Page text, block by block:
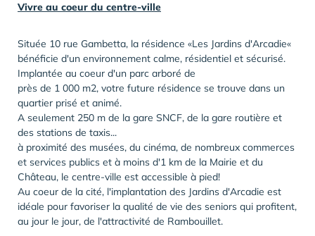
Vivre au coeur du centre-ville
Située 10 rue Gambetta, la résidence «Les Jardins d'Arcadie«
bénéficie d'un environnement calme, résidentiel et sécurisé.
Implantée au coeur d'un parc arboré de
près de 1 000 m2, votre future résidence se trouve dans un
quartier prisé et animé.
A seulement 250 m de la gare SNCF, de la gare routière et
des stations de taxis...
à proximité des musées, du cinéma, de nombreux commerces
et services publics et à moins d'1 km de la Mairie et du
Château, le centre-ville est accessible à pied!
Au coeur de la cité, l'implantation des Jardins d'Arcadie est
idéale pour favoriser la qualité de vie des seniors qui profitent,
au jour le jour, de l'attractivité de Rambouillet.